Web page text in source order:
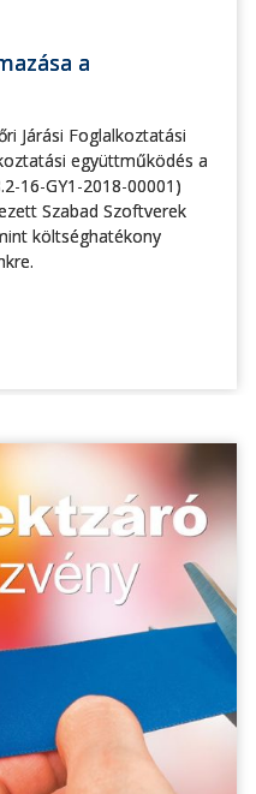
a
Járási Foglalkoztatási
együttműködés a
16-GY1-2018-00001)
Szabad Szoftverek
költséghatékony